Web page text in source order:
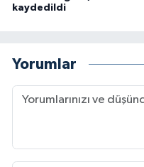
kaydedildi
Yorumlar